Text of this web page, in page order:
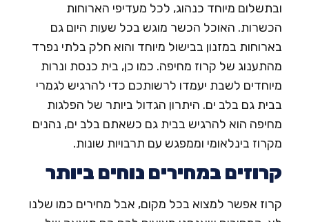
מיוחד כנהוג, לכל מעדיפי הארוחות
האוכל הכשר מוגש בכל שעות היום גם
במזנון בבישול מיוחד והוא חלק בלתי נפרד
של קרוז מחיפה. כמו כן, בית כנסת ונרות
לשבת יעמדו לרשותכם כדי להרגיש לגמרי
גם בלב ים. היתרון הגדול ביותר של הפלגות
הוא להרגיש בבית גם כשאתם בלב ים, נהנים
בינלאומי וממפגש עם תרבויות שונות.
במחירים נוחים ביותר
אפשר למצוא בכל מקום, אבל מחירים כמו שלנו